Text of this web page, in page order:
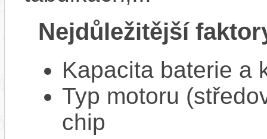
Nejdůležitější
Kapacita baterie a
Typ motoru
chip